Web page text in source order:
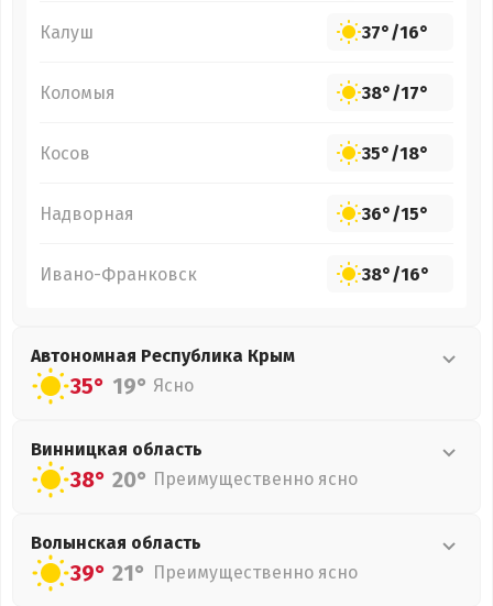
Калуш 37°/16°
Коломыя 38°/17°
Косов 35°/18°
Надворная 36°/15°
Ивано-Франковск 38°/16°
Автономная Республика Крым
35° 19° Ясно
Винницкая область
38° 20° Преимущественно ясно
Волынская область
39° 21° Преимущественно ясно